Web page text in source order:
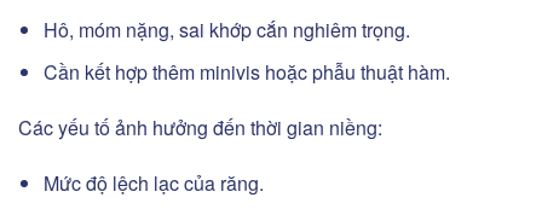
Hô, móm nặng, sai khớp cắn nghiêm trọng.
Cần kết hợp thêm minivis hoặc phẫu thuật hàm.
Các yếu tố ảnh hưởng đến thời gian niềng:
Mức độ lệch lạc của răng.